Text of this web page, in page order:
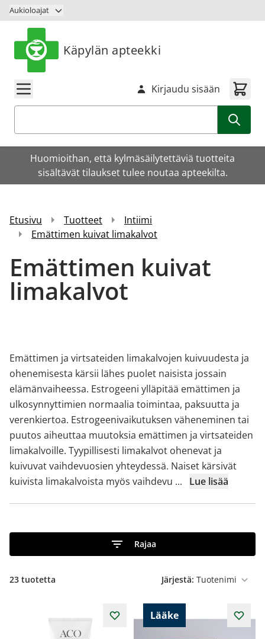
Siirry sisältöön
Aukioloajat
Käpylän apteekki
Kirjaudu sisään
Huomioithan, että kylmäsäilytettäviä tuotteita
sisältävät tilaukset tulee noutaa apteekilta.
Etusivu Tuotteet
Intiimi
Emättimen kuivat limakalvot
Emättimen kuivat
limakalvot
Emättimen ja virtsateiden limakalvojen kuivuudesta ja
ohenemisesta kärsii lähes puolet naisista jossain
elämänvaiheessa. Estrogeeni ylläpitää emättimen ja
ulkosynnyttimien normaalia toimintaa, paksuutta ja
verenkiertoa. Estrogeenivaikutuksen väheneminen tai
puutos aiheuttaa muutoksia emättimen ja virtsateiden
limakalvoille. Tyypillisesti limakalvot ohenevat ja
kuivuvat vaihdevuosien yhteydessä. Naiset kärsivät
kuivista limakalvoista myös vaihdevu ... Lue lisää
Rajaa
23 tuotetta Järjestä:
Lääke